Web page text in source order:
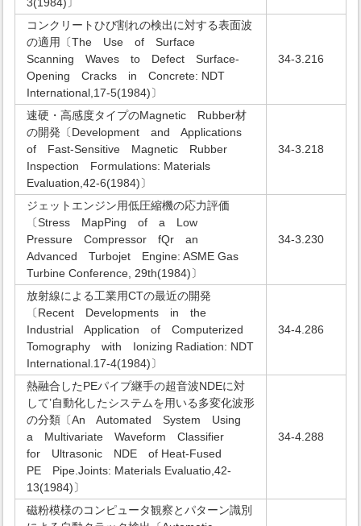
コンクリートひび割れの検出に対する表面波
の適用〔The Use of Surface
Scanning Waves to Defect Surface-
Opening Cracks in Concrete: NDT
International,17-5(1984)〕
34-3.216
速硬・高感度タイプのMagnetic Rubber材
の開発〔Development and Applications
of Fast-Sensitive Magnetic Rubber
Inspection Formulations: Materials
Evaluation,42-6(1984)〕
34-3.218
ジェットエンジン用低圧縮機の応力評価
〔Stress MapPing of a Low
Pressure Compressor fQr an
Advanced Turbojet Engine: ASME Gas
Turbine Conference, 29th(1984)〕
34-3.230
放射線による工業用CTの最近の開発
〔Recent Developments in the
Industrial Application of Computerized
Tomography with Ionizing Radiation: NDT
International.17-4(1984)〕
34-4.286
熱融合したPEパイプ継手の超音波NDEに対
して’自動化したシステムを用いる多変化波形
の分類〔An Automated System Using
a Multivariate Waveform Classifier
for Ultrasonic NDE of Heat-Fused
PE Pipe.Joints: Materials Evaluatio,42-
13(1984)〕
34-4.288
磁粉模様のコンピュータ観察とパターン識別